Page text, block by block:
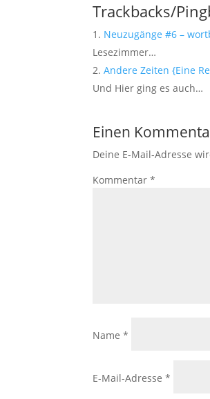
Trackbacks/
Neuzugänge #6 –
Lesezimmer…
Andere Zeiten {Eine
Und Hier ging es auch…
Einen
Deine E-Mail-Adresse
Kommentar*
Name*
E-Mail-Adresse*